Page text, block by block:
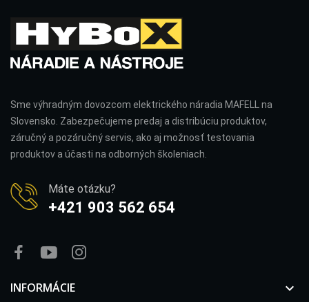
Sme výhradným dovozcom elektrického náradia MAFELL na
Slovensko. Zabezpečujeme predaj a distribúciu produktov,
záručný a pozáručný servis, ako aj možnosť testovania
produktov a účasti na odborných školeniach.
Máte otázku?
+421 903 562 654
INFORMÁCIE 